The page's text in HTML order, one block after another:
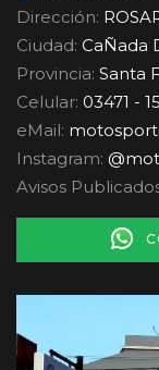
Dirección:
Ciudad: CaÑada
Provincia: Santa
Celular: 03471 -
eMail:
Instagram:
Avisos